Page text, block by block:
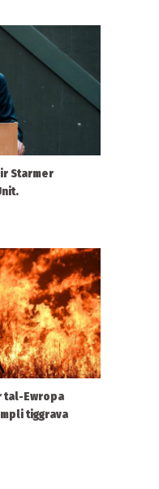
Starmer
tal-Ewropa
tiggrava